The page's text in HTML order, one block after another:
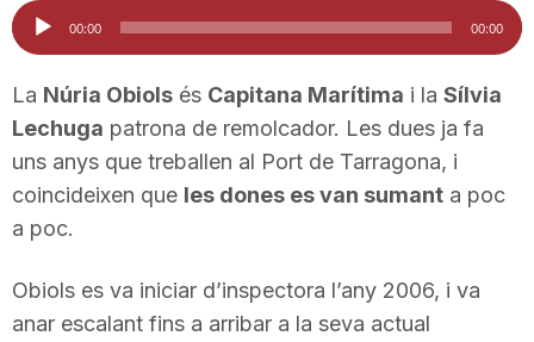
Reproductor
d'àudio
00:00 00:00
La Núria Obiols és Capitana Marítima i la Sílvia
Lechuga patrona de remolcador. Les dues ja fa
uns anys que treballen al Port de Tarragona, i
coincideixen que les dones es van sumant a poc
a poc.
Obiols es va iniciar d’inspectora l’any 2006, i va
anar escalant fins a arribar a la seva actual